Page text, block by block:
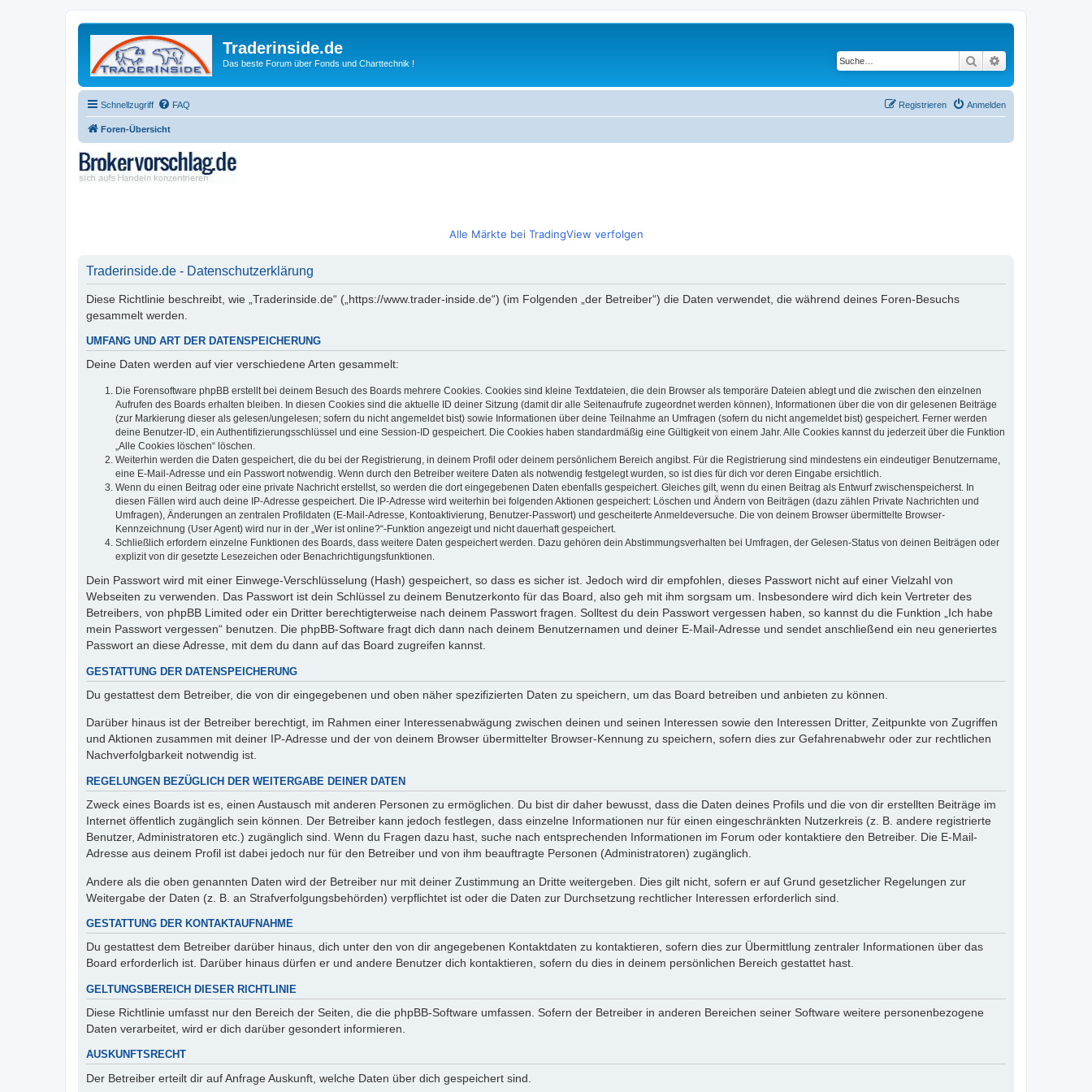
Traderinside.de
Das beste Forum über Fonds und Charttechnik ! Suche
Schnellzugriff FAQ Anmelden
Registrieren
Foren-Übersicht
Alle Märkte bei TradingView verfolgen
Traderinside.de - Datenschutzerklärung
Diese Richtlinie beschreibt, wie „Traderinside.de“ („https://www.trader-inside.de“) (im Folgenden „der Betreiber“) die Daten verwendet, die während deines Foren-Besuchs
gesammelt werden.
UMFANG UND ART DER DATENSPEICHERUNG
Deine Daten werden auf vier verschiedene Arten gesammelt:
Die Forensoftware phpBB erstellt bei deinem Besuch des Boards mehrere Cookies. Cookies sind kleine Textdateien, die dein Browser als temporäre Dateien ablegt und die zwischen den einzelnen
Aufrufen des Boards erhalten bleiben. In diesen Cookies sind die aktuelle ID deiner Sitzung (damit dir alle Seitenaufrufe zugeordnet werden können), Informationen über die von dir gelesenen Beiträge
(zur Markierung dieser als gelesen/ungelesen; sofern du nicht angemeldet bist) sowie Informationen über deine Teilnahme an Umfragen (sofern du nicht angemeldet bist) gespeichert. Ferner werden
deine Benutzer-ID, ein Authentifizierungsschlüssel und eine Session-ID gespeichert. Die Cookies haben standardmäßig eine Gültigkeit von einem Jahr. Alle Cookies kannst du jederzeit über die Funktion
„Alle Cookies löschen“ löschen.
Weiterhin werden die Daten gespeichert, die du bei der Registrierung, in deinem Profil oder deinem persönlichem Bereich angibst. Für die Registrierung sind mindestens ein eindeutiger Benutzername,
eine E-Mail-Adresse und ein Passwort notwendig. Wenn durch den Betreiber weitere Daten als notwendig festgelegt wurden, so ist dies für dich vor deren Eingabe ersichtlich.
Wenn du einen Beitrag oder eine private Nachricht erstellst, so werden die dort eingegebenen Daten ebenfalls gespeichert. Gleiches gilt, wenn du einen Beitrag als Entwurf zwischenspeicherst. In
diesen Fällen wird auch deine IP-Adresse gespeichert. Die IP-Adresse wird weiterhin bei folgenden Aktionen gespeichert: Löschen und Ändern von Beiträgen (dazu zählen Private Nachrichten und
Umfragen), Änderungen an zentralen Profildaten (E-Mail-Adresse, Kontoaktivierung, Benutzer-Passwort) und gescheiterte Anmeldeversuche. Die von deinem Browser übermittelte Browser-
Kennzeichnung (User Agent) wird nur in der „Wer ist online?“-Funktion angezeigt und nicht dauerhaft gespeichert.
Schließlich erfordern einzelne Funktionen des Boards, dass weitere Daten gespeichert werden. Dazu gehören dein Abstimmungsverhalten bei Umfragen, der Gelesen-Status von deinen Beiträgen oder
explizit von dir gesetzte Lesezeichen oder Benachrichtigungsfunktionen.
Dein Passwort wird mit einer Einwege-Verschlüsselung (Hash) gespeichert, so dass es sicher ist. Jedoch wird dir empfohlen, dieses Passwort nicht auf einer Vielzahl von
Webseiten zu verwenden. Das Passwort ist dein Schlüssel zu deinem Benutzerkonto für das Board, also geh mit ihm sorgsam um. Insbesondere wird dich kein Vertreter des
Betreibers, von phpBB Limited oder ein Dritter berechtigterweise nach deinem Passwort fragen. Solltest du dein Passwort vergessen haben, so kannst du die Funktion „Ich habe
mein Passwort vergessen“ benutzen. Die phpBB-Software fragt dich dann nach deinem Benutzernamen und deiner E-Mail-Adresse und sendet anschließend ein neu generiertes
Passwort an diese Adresse, mit dem du dann auf das Board zugreifen kannst.
GESTATTUNG DER DATENSPEICHERUNG
Du gestattest dem Betreiber, die von dir eingegebenen und oben näher spezifizierten Daten zu speichern, um das Board betreiben und anbieten zu können.
Darüber hinaus ist der Betreiber berechtigt, im Rahmen einer Interessenabwägung zwischen deinen und seinen Interessen sowie den Interessen Dritter, Zeitpunkte von Zugriffen
und Aktionen zusammen mit deiner IP-Adresse und der von deinem Browser übermittelter Browser-Kennung zu speichern, sofern dies zur Gefahrenabwehr oder zur rechtlichen
Nachverfolgbarkeit notwendig ist.
REGELUNGEN BEZÜGLICH DER WEITERGABE DEINER DATEN
Zweck eines Boards ist es, einen Austausch mit anderen Personen zu ermöglichen. Du bist dir daher bewusst, dass die Daten deines Profils und die von dir erstellten Beiträge im
Internet öffentlich zugänglich sein können. Der Betreiber kann jedoch festlegen, dass einzelne Informationen nur für einen eingeschränkten Nutzerkreis (z. B. andere registrierte
Benutzer, Administratoren etc.) zugänglich sind. Wenn du Fragen dazu hast, suche nach entsprechenden Informationen im Forum oder kontaktiere den Betreiber. Die E-Mail-
Adresse aus deinem Profil ist dabei jedoch nur für den Betreiber und von ihm beauftragte Personen (Administratoren) zugänglich.
Andere als die oben genannten Daten wird der Betreiber nur mit deiner Zustimmung an Dritte weitergeben. Dies gilt nicht, sofern er auf Grund gesetzlicher Regelungen zur
Weitergabe der Daten (z. B. an Strafverfolgungsbehörden) verpflichtet ist oder die Daten zur Durchsetzung rechtlicher Interessen erforderlich sind.
GESTATTUNG DER KONTAKTAUFNAHME
Du gestattest dem Betreiber darüber hinaus, dich unter den von dir angegebenen Kontaktdaten zu kontaktieren, sofern dies zur Übermittlung zentraler Informationen über das
Board erforderlich ist. Darüber hinaus dürfen er und andere Benutzer dich kontaktieren, sofern du dies in deinem persönlichen Bereich gestattet hast.
GELTUNGSBEREICH DIESER RICHTLINIE
Diese Richtlinie umfasst nur den Bereich der Seiten, die die phpBB-Software umfassen. Sofern der Betreiber in anderen Bereichen seiner Software weitere personenbezogene
Daten verarbeitet, wird er dich darüber gesondert informieren.
AUSKUNFTSRECHT
Der Betreiber erteilt dir auf Anfrage Auskunft, welche Daten über dich gespeichert sind.